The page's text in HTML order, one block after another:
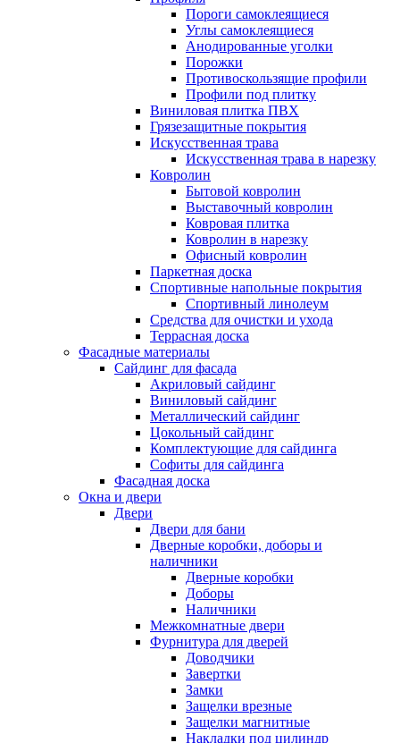
Пороги самоклеящиеся
Углы самоклеящиеся
Анодированные уголки
Порожки
Противоскользящие профили
Профили под плитку
Виниловая плитка ПВХ
Грязезащитные покрытия
Искусственная трава
Искусственная трава в нарезку
Ковролин
Бытовой ковролин
Выставочный ковролин
Ковровая плитка
Ковролин в нарезку
Офисный ковролин
Паркетная доска
Спортивные напольные покрытия
Спортивный линолеум
Средства для очистки и ухода
Террасная доска
Фасадные материалы
Сайдинг для фасада
Акриловый сайдинг
Виниловый сайдинг
Металлический сайдинг
Цокольный сайдинг
Комплектующие для сайдинга
Софиты для сайдинга
Фасадная доска
Окна и двери
Двери
Двери для бани
Дверные коробки, доборы и
наличники
Дверные коробки
Доборы
Наличники
Межкомнатные двери
Фурнитура для дверей
Доводчики
Завертки
Замки
Защелки врезные
Защелки магнитные
Накладки под цилиндр